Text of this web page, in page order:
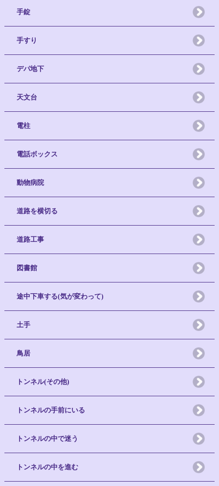
手錠
手すり
デパ地下
天文台
電柱
電話ボックス
動物病院
道路を横切る
道路工事
図書館
途中下車する(気が変わって)
土手
鳥居
トンネル(その他)
トンネルの手前にいる
トンネルの中で迷う
トンネルの中を進む